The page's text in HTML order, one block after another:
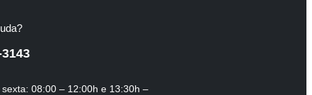
08:00 – 12:00h e 13:30h –